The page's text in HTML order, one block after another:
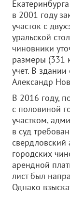
в 2001 году
участок с
уральской
чиновники
размеры (331
учет. В
Александр
В 2016 году,
с половиной
участком,
в суд
свердловский
городских
арендной
лист был
Однако